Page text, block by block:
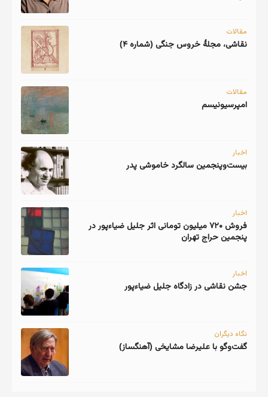
مقالات
نقاشی، مجلهٔ خروس جنگی (شماره ۴)
مقالات
امپرسیونیسم
اخبار
اخبار
فروش ۷۲۰ میلیون تومانی اثر جلیل ضیاءپور در
پنجمین حراج تهران
اخبار
جشن نقاشی در زادگاه جلیل ضیاءپور
نگاه دیگران
گفت‌وگو با علیرضا مشایخی (آهنگساز)